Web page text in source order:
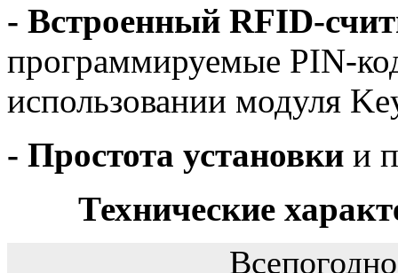
- Встроенный RFID-
программируемые PIN-
использовании модуля
- Простота установки и
Технические